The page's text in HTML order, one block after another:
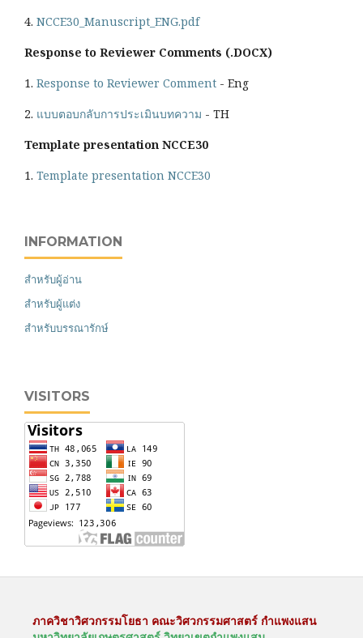
4. NCCE30_Manuscript_ENG.pdf
Response to Reviewer Comments (.DOCX)
1. Response to Reviewer Comment - Eng
2. แบบตอบกลับการประเมินบทความ - TH
Template presentation NCCE30
1. Template presentation NCCE30
INFORMATION
สำหรับผู้อ่าน
สำหรับผู้แต่ง
สำหรับบรรณารักษ์
VISITORS
ภาควิชาวิศวกรรมโยธา คณะวิศวกรรมศาสตร์ กำแพงแสน